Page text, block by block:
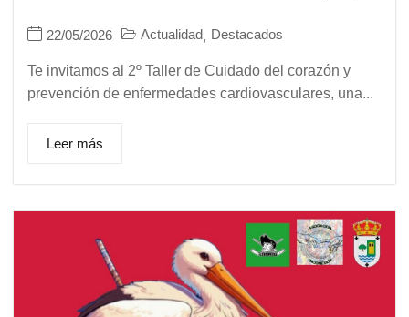
22/05/2026 Actualidad, Destacados
Te invitamos al 2º Taller de Cuidado del corazón y
prevención de enfermedades cardiovasculares, una...
Leer más